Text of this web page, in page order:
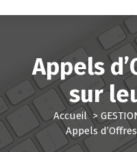
Appels
sur
Accueil>
Appels